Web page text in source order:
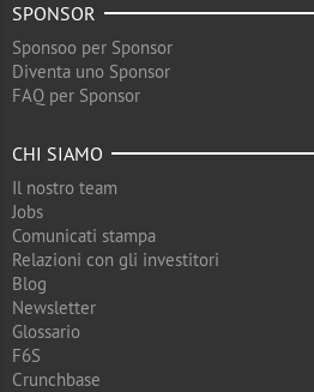
SPONSOR
Sponsoo per Sponsor
Diventa uno Sponsor
FAQ per Sponsor
CHI SIAMO
Il nostro team
Jobs
Comunicati stampa
Relazioni con gli investitori
Blog
Newsletter
Glossario
F6S
Crunchbase